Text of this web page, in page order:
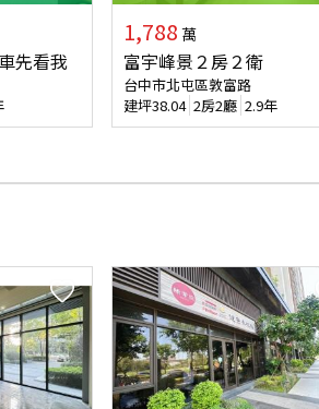
先看我
1,788 萬
富宇峰景２房２衛
台中市北屯區敦富路
建坪38.04 2房2廳 2.9年